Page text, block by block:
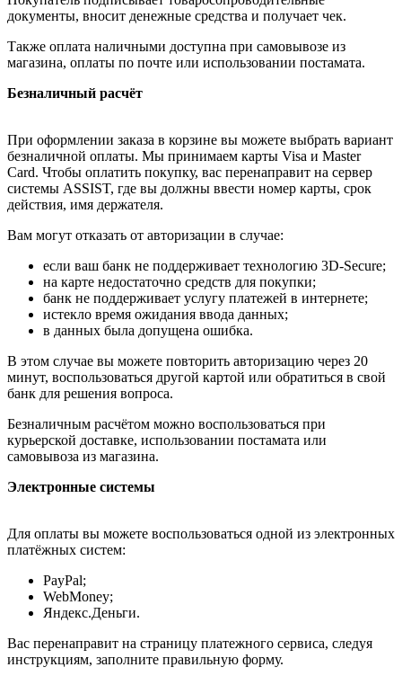
документы, вносит денежные средства и получает чек.
Также оплата наличными доступна при самовывозе из
магазина, оплаты по почте или использовании постамата.
Безналичный расчёт
При оформлении заказа в корзине вы можете выбрать вариант
безналичной оплаты. Мы принимаем карты Visa и Master
Card. Чтобы оплатить покупку, вас перенаправит на сервер
системы ASSIST, где вы должны ввести номер карты, срок
действия, имя держателя.
Вам могут отказать от авторизации в случае:
если ваш банк не поддерживает технологию 3D-Secure;
на карте недостаточно средств для покупки;
банк не поддерживает услугу платежей в интернете;
истекло время ожидания ввода данных;
в данных была допущена ошибка.
В этом случае вы можете повторить авторизацию через 20
минут, воспользоваться другой картой или обратиться в свой
банк для решения вопроса.
Безналичным расчётом можно воспользоваться при
курьерской доставке, использовании постамата или
самовывоза из магазина.
Электронные системы
Для оплаты вы можете воспользоваться одной из электронных
платёжных систем:
PayPal;
WebMoney;
Яндекс.Деньги.
Вас перенаправит на страницу платежного сервиса, следуя
инструкциям, заполните правильную форму.